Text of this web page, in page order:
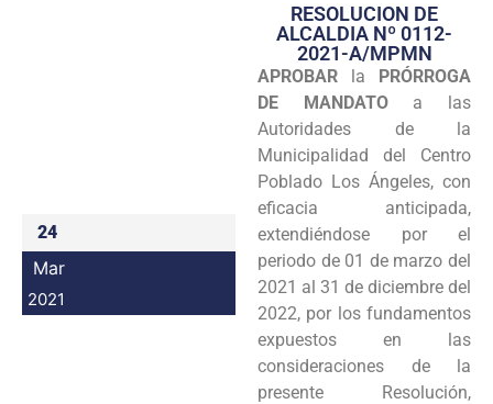
Transparencia
Seguridad
Programas
Intranet
24
Mar
2021
RESOLUCION DE
ALCALDIA Nº 0112-
2021-A/MPMN
APROBAR la PRÓRROGA
DE MANDATOa las
Autoridades de la
Municipalidad del Centro
Poblado Los Ángeles, con
eficacia anticipada,
extendiéndose por el
periodo de 01 de marzo del
2021 al 31 de diciembre del
2022, por los fundamentos
expuestos en las
consideraciones de la
presente Resolución,